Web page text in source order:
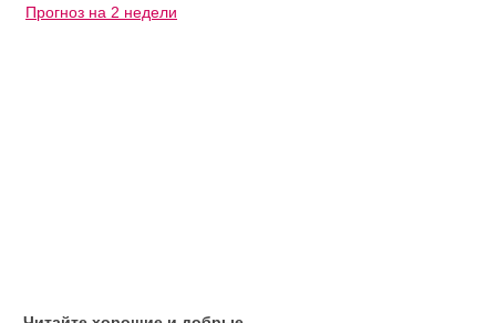
Прогноз на 2 недели